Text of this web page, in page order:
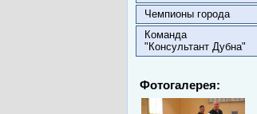
Чемпионы города
Команда
"Консультант Дубна"
Фотогалерея: